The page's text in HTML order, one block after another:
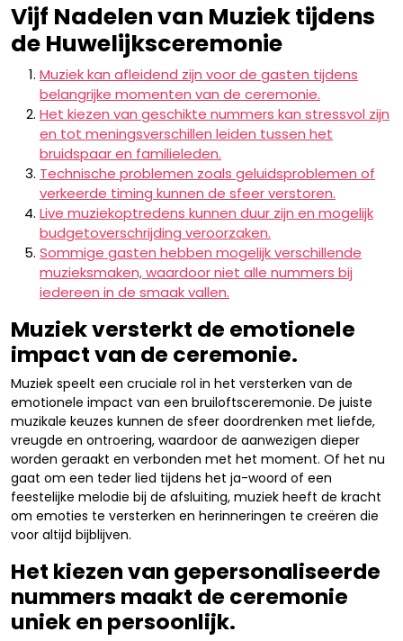
Vijf Nadelen van Muziek tijdens
de Huwelijksceremonie
Muziek kan afleidend zijn voor de gasten tijdens
belangrijke momenten van de ceremonie.
Het kiezen van geschikte nummers kan stressvol zijn
en tot meningsverschillen leiden tussen het
bruidspaar en familieleden.
Technische problemen zoals geluidsproblemen of
verkeerde timing kunnen de sfeer verstoren.
Live muziekoptredens kunnen duur zijn en mogelijk
budgetoverschrijding veroorzaken.
Sommige gasten hebben mogelijk verschillende
muzieksmaken, waardoor niet alle nummers bij
iedereen in de smaak vallen.
Muziek versterkt de emotionele
impact van de ceremonie.
Muziek speelt een cruciale rol in het versterken van de
emotionele impact van een bruiloftsceremonie. De juiste
muzikale keuzes kunnen de sfeer doordrenken met liefde,
vreugde en ontroering, waardoor de aanwezigen dieper
worden geraakt en verbonden met het moment. Of het nu
gaat om een teder lied tijdens het ja-woord of een
feestelijke melodie bij de afsluiting, muziek heeft de kracht
om emoties te versterken en herinneringen te creëren die
voor altijd bijblijven.
Het kiezen van gepersonaliseerde
nummers maakt de ceremonie
uniek en persoonlijk.